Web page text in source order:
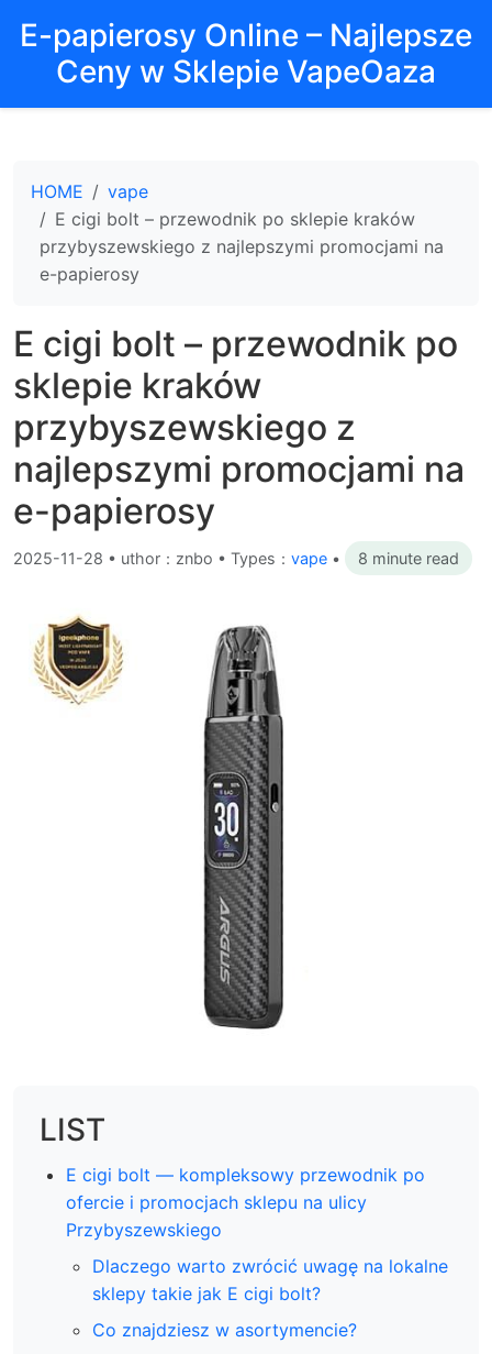
E-papierosy Online – Najlepsze
Ceny w Sklepie VapeOaza
HOME
vape
E cigi bolt – przewodnik po sklepie kraków
przybyszewskiego z najlepszymi promocjami na
e-papierosy
E cigi bolt – przewodnik po
sklepie kraków
przybyszewskiego z
najlepszymi promocjami na
e-papierosy
2025-11-28 • uthor：znbo • Types： vape • 8 minute read
LIST
E cigi bolt — kompleksowy przewodnik po
ofercie i promocjach sklepu na ulicy
Przybyszewskiego
Dlaczego warto zwrócić uwagę na lokalne
sklepy takie jak E cigi bolt?
Co znajdziesz w asortymencie?